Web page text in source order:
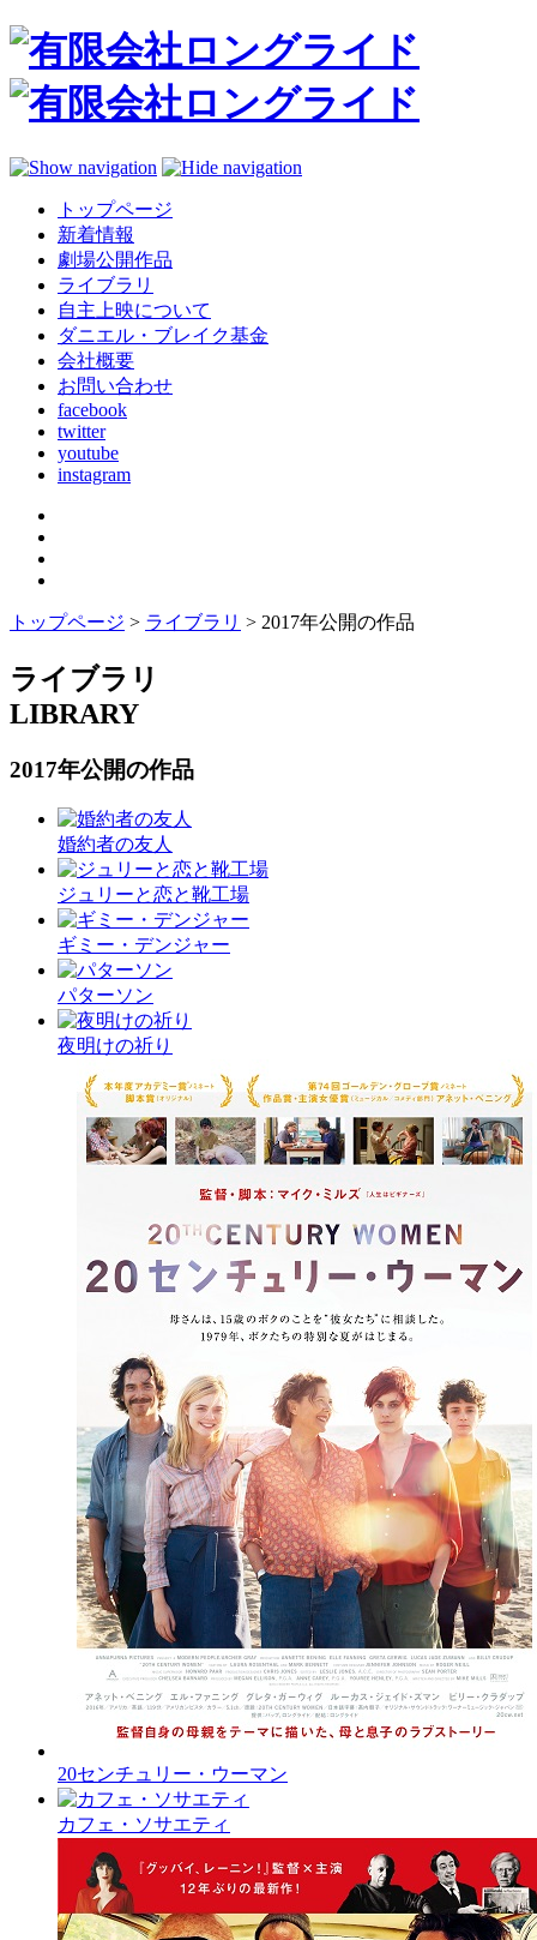
トップページ
新着情報
劇場公開作品
ライブラリ
自主上映について
ダニエル・ブレイク基金
会社概要
お問い合わせ
facebook
twitter
youtube
instagram
トップページ > ライブラリ > 2017年公開の作品
ライブラリ
LIBRARY
2017年公開の作品
婚約者の友人
ジュリーと恋と靴工場
ギミー・デンジャー
パターソン
夜明けの祈り
20センチュリー・ウーマン
カフェ・ソサエティ